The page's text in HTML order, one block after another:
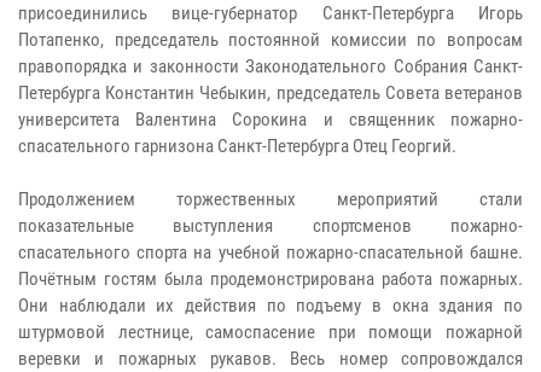
присоединились вице-губернатор Санкт-Петербурга Игорь
Потапенко, председатель постоянной комиссии по вопросам
правопорядка и законности Законодательного Собрания Санкт-
Петербурга Константин Чебыкин, председатель Совета ветеранов
университета Валентина Сорокина и священник пожарно-
спасательного гарнизона Санкт-Петербурга Отец Георгий.
Продолжением торжественных мероприятий стали
показательные выступления спортсменов пожарно-
спасательного спорта на учебной пожарно-спасательной башне.
Почётным гостям была продемонстрирована работа пожарных.
Они наблюдали их действия по подъему в окна здания по
штурмовой лестнице, самоспасение при помощи пожарной
веревки и пожарных рукавов. Весь номер сопровождался